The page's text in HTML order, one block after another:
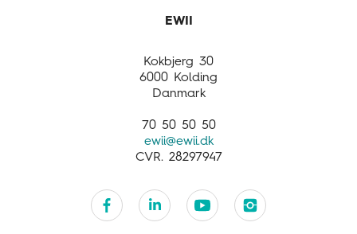
Kokbjerg 30
6000 Kolding
Danmark
70 50 50 50
ewii@ewii.dk
CVR. 28297947